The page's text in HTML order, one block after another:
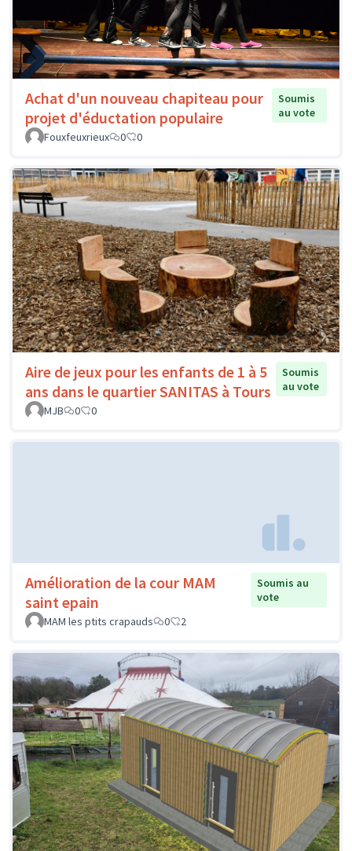
Achat d'un nouveau chapiteau pour
projet d'éductation populaire
Soumis
au vote
Fouxfeuxrieux
0 0
Aire de jeux pour les enfants de 1 à 5
ans dans le quartier SANITAS à Tours
Soumis
au vote
MJB
0 0
Amélioration de la cour MAM
saint epain
Soumis au
vote
MAM les ptits crapauds
0 2